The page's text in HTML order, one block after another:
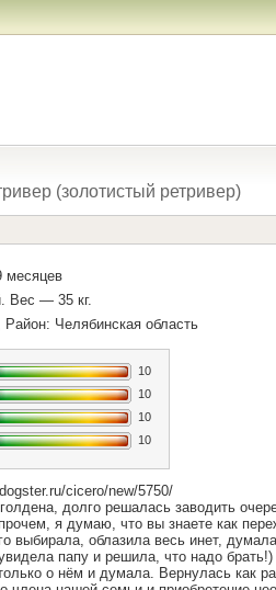
(золотистый ретривер)
месяцев
Вес — 35 кг.
Район: Челябинская область
10
10
10
10
cicero/new/5750/
долго решалась заводить
я думаю, что вы знаете как
выбирала, облазила весь инет,
папу и решила, что надо брать!)
о нём и думала. Вернулась как